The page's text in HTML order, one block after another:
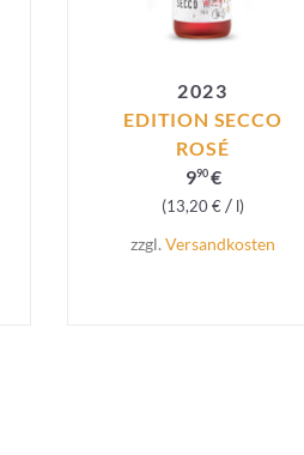
2023
EDITION SECCO
ROSÉ
990€
13,20€ / l
zzgl. Versandkosten